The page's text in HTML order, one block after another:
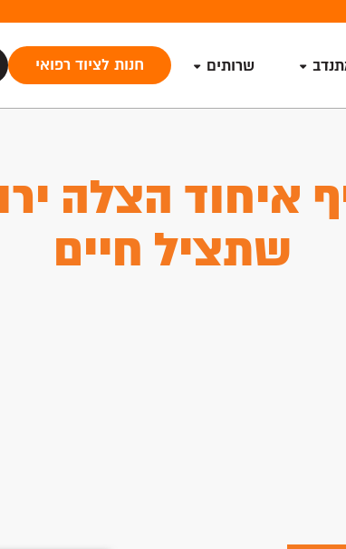
שרותים חנות לציוד רפואי
איחוד הצלה
שתציל חיים